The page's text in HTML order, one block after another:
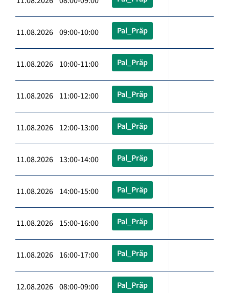
11.08.2026 09:00-10:00 Pal_Präp
11.08.2026 10:00-11:00 Pal_Präp
11.08.2026 11:00-12:00 Pal_Präp
11.08.2026 12:00-13:00 Pal_Präp
11.08.2026 13:00-14:00 Pal_Präp
11.08.2026 14:00-15:00 Pal_Präp
11.08.2026 15:00-16:00 Pal_Präp
11.08.2026 16:00-17:00 Pal_Präp
12.08.2026 08:00-09:00 Pal_Präp